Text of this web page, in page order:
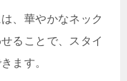
、華やかなネック
ることで、スタイ
ます。